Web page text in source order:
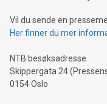
Vil du sende en
Her finner du mer
NTB besøksadresse
Skippergata 24
0154 Oslo